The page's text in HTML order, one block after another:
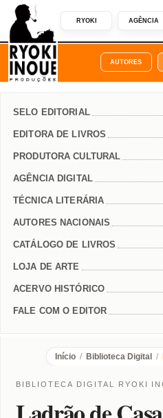
RYOKI AGÊNCIA
AUTORES
SELO EDITORIAL
EDITORA DE LIVROS
PRODUTORA CULTURAL
AGÊNCIA DIGITAL
TÉCNICA LITERÁRIA
AUTORES NACIONAIS
CATÁLOGO DE LIVROS
LOJA DE ARTE
ACERVO HISTÓRICO
FALE COM O EDITOR
Início / Biblioteca Digital /
BIBLIOTECA DIGITAL RYOKI